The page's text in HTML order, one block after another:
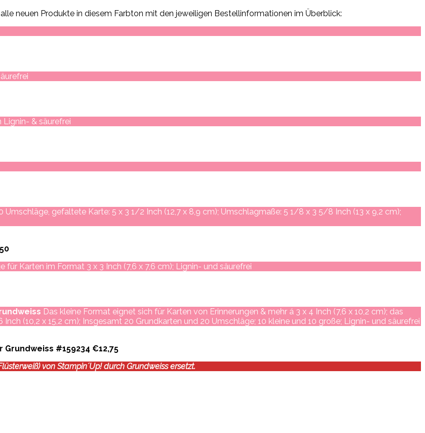
neuen Produkte in diesem Farbton mit den jeweiligen Bestellinformationen im Überblick:
Lignin- & säurefrei
Umschläge, gefaltete Karte: 5 x 3 1/2 Inch (12,7 x 8,9 cm); Umschlagmaße: 5 1/8 x 3 5/8 Inch (13 x 9,2 cm);
für Karten im Format 3 x 3 Inch (7,6 x 7,6 cm); Lignin- und säurefrei
Das kleine Format eignet sich für Karten von Erinnerungen & mehr á 3 x 4 Inch (7,6 x 10,2 cm); das
(10,2 x 15,2 cm); Insgesamt 20 Grundkarten und 20 Umschläge; 10 kleine und 10 große; Lignin- und säurefrei
#159234 €12,75
von Stampin´Up! durch Grundweiss ersetzt.